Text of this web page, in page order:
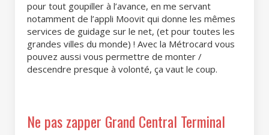
pour tout goupiller à l’avance, en me servant
notamment de l’appli Moovit qui donne les mêmes
services de guidage sur le net, (et pour toutes les
grandes villes du monde) ! Avec la Métrocard vous
pouvez aussi vous permettre de monter /
descendre presque à volonté, ça vaut le coup.
Ne pas zapper Grand Central Terminal